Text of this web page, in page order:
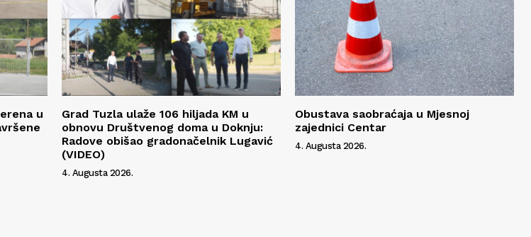
u
Grad Tuzla ulaže 106 hiljada KM u
obnovu Društvenog doma u Doknju:
Radove obišao gradonačelnik Lugavić
(VIDEO)
4. Augusta 2026.
Obustava saobraćaja u Mjesnoj
zajednici Centar
4. Augusta 2026.